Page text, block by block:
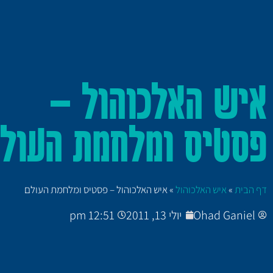
איש האלכוהול –
פסטיס ומלחמת
דף הבית»איש האלכוהול»איש האלכוהול – פסטיס ומלחמת העולם
Ohad Ganiel יולי 13, 2011 12:51 pm